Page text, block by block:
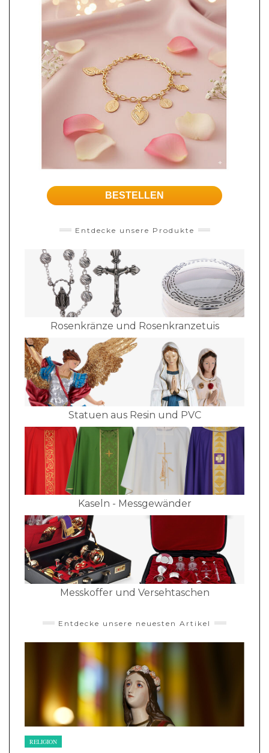
BESTELLEN
Entdecke unsere Produkte
Rosenkränze und Rosenkranzetuis
Statuen aus Resin und PVC
Kaseln - Messgewänder
Messkoffer und Versehtaschen
Entdecke unsere neuesten Artikel
RELIGION